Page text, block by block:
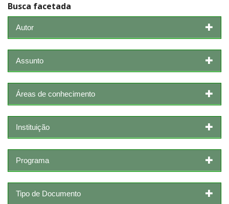
Busca facetada
Autor
Assunto
Áreas de conhecimento
Instituição
Programa
Tipo de Documento